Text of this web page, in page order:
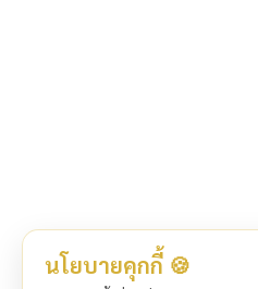
นโยบายคุกกี้ 🍪